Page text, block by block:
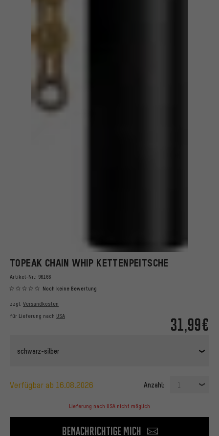
TOPEAK CHAIN WHIP KETTENPEITSCHE
Artikel-Nr.: 96166
Noch keine Bewertung
31,99€
zzgl. Versandkosten
für Lieferung nach USA
schwarz-silber
verfügbar ab 16.08.2026 Anzahl: 1
Lieferung nach USA nicht möglich
Benachrichtige mich